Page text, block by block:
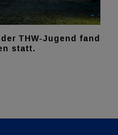
THW-Jugend fand
statt.